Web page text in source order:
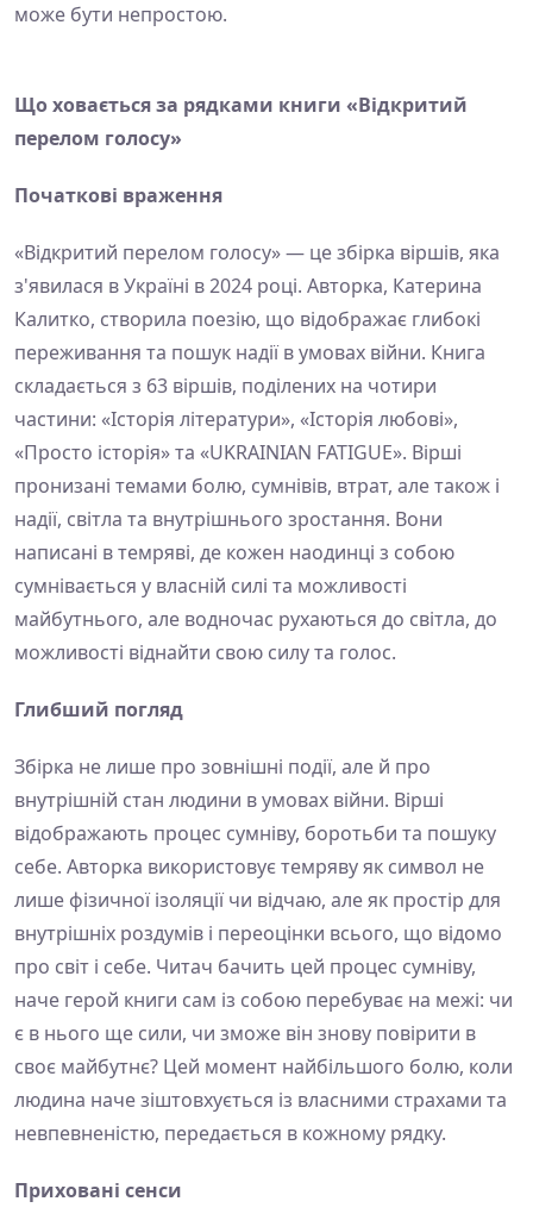
може бути непростою.
Що ховається за рядками книги «Відкритий
перелом голосу»
Початкові враження
«Відкритий перелом голосу» — це збірка віршів, яка
з'явилася в Україні в 2024 році. Авторка, Катерина
Калитко, створила поезію, що відображає глибокі
переживання та пошук надії в умовах війни. Книга
складається з 63 віршів, поділених на чотири
частини: «Історія літератури», «Історія любові»,
«Просто історія» та «UKRAINIAN FATIGUE». Вірші
пронизані темами болю, сумнівів, втрат, але також і
надії, світла та внутрішнього зростання. Вони
написані в темряві, де кожен наодинці з собою
сумнівається у власній силі та можливості
майбутнього, але водночас рухаються до світла, до
можливості віднайти свою силу та голос.
Глибший погляд
Збірка не лише про зовнішні події, але й про
внутрішній стан людини в умовах війни. Вірші
відображають процес сумніву, боротьби та пошуку
себе. Авторка використовує темряву як символ не
лише фізичної ізоляції чи відчаю, але як простір для
внутрішніх роздумів і переоцінки всього, що відомо
про світ і себе. Читач бачить цей процес сумніву,
наче герой книги сам із собою перебуває на межі: чи
є в нього ще сили, чи зможе він знову повірити в
своє майбутнє? Цей момент найбільшого болю, коли
людина наче зіштовхується із власними страхами та
невпевненістю, передається в кожному рядку.
Приховані сенси